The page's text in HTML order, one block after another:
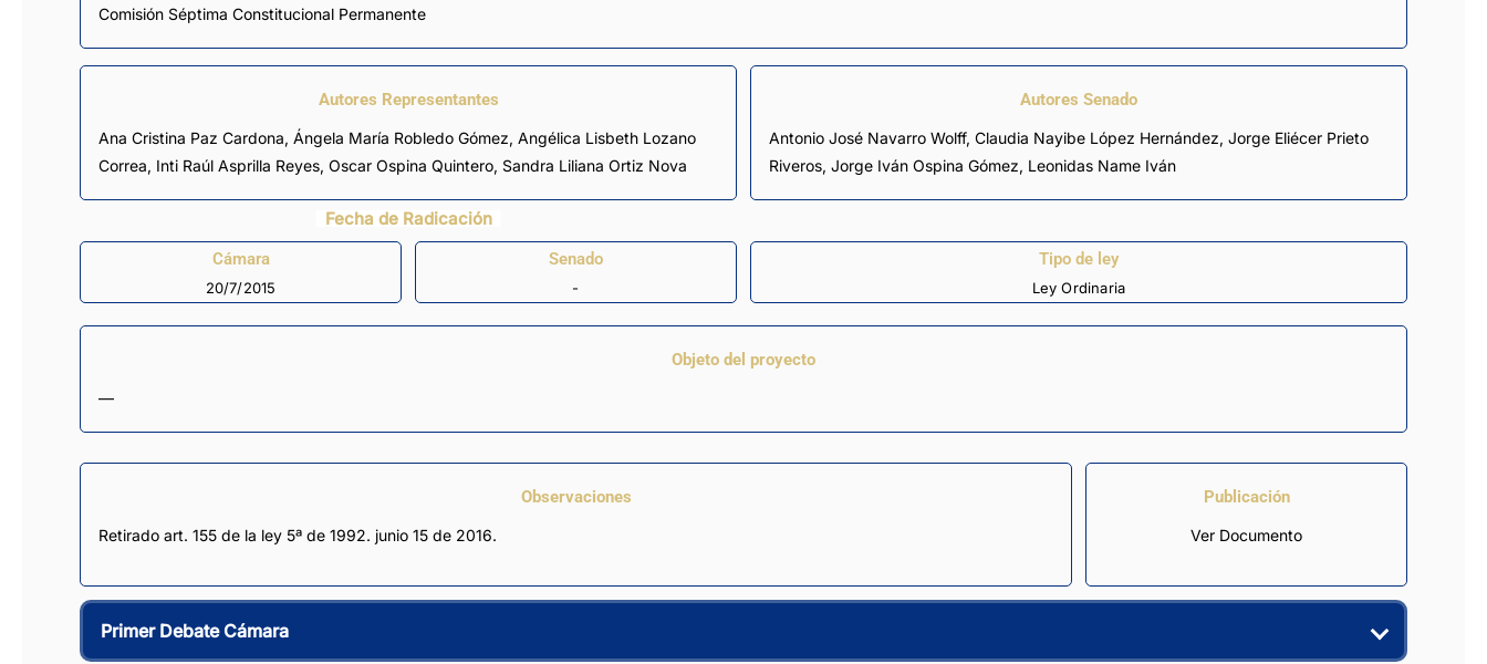
Comisión Séptima Constitucional Permanente
Autores Representantes
Ana Cristina Paz Cardona, Ángela María Robledo Gómez, Angélica Lisbeth Lozano
Correa, Inti Raúl Asprilla Reyes, Oscar Ospina Quintero, Sandra Liliana Ortiz Nova
Autores Senado
Antonio José Navarro Wolff, Claudia Nayibe López Hernández, Jorge Eliécer Prieto
Riveros, Jorge Iván Ospina Gómez, Leonidas Name Iván
Fecha de Radicación
Cámara
20/7/2015
Senado
-
Tipo de ley
Ley Ordinaria
Objeto del proyecto
—
Observaciones
Retirado art. 155 de la ley 5ª de 1992. junio 15 de 2016.
Publicación
Ver Documento
Primer Debate Cámara